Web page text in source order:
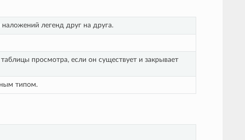
легенд друг на друга.
просмотра, если он существует и закрывает
типом.